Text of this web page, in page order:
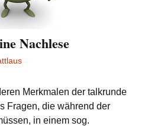
Nachlese
Merkmalen der talkrunde
Fragen, die während der
in einem sog.